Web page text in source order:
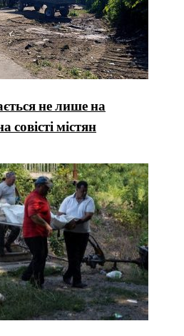
не лише на
містян